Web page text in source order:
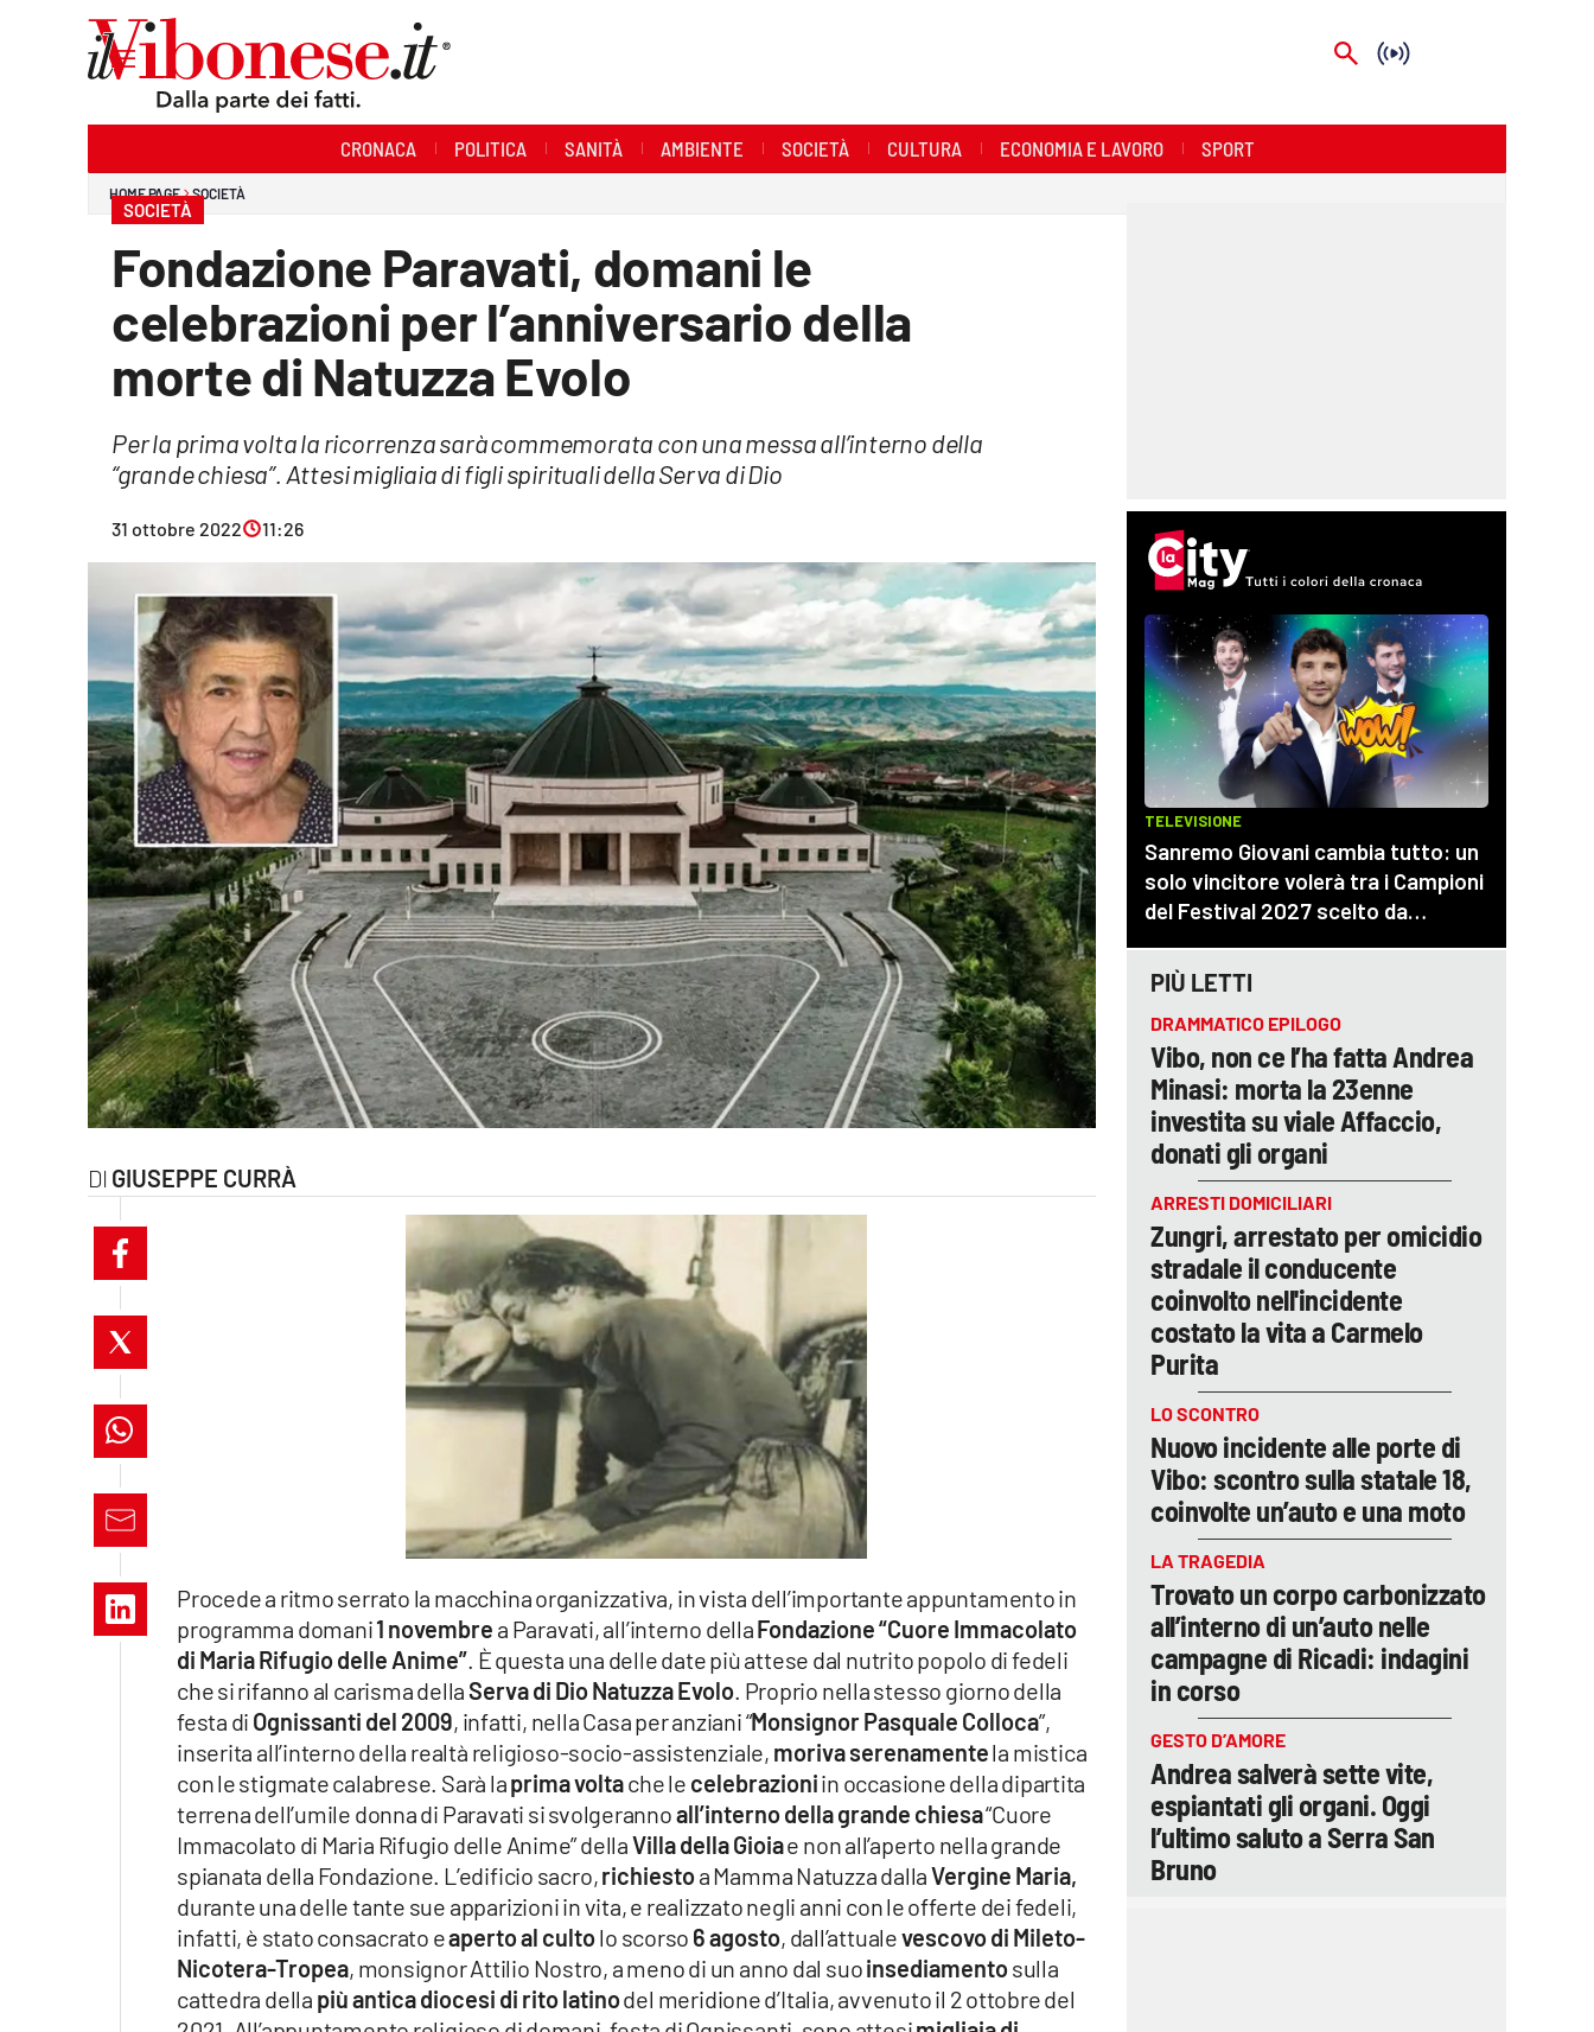
Streaming
Lac Network
ilvibonese.it
catanzarochannel.it
lacapitalenews.it
Vai
CRONACA POLITICA SANITÀ AMBIENTE SOCIETÀ CULTURA ECONOMIA E LAVORO SPORT
HOME PAGE SOCIETÀ
SOCIETÀ
Fondazione Paravati, domani le
celebrazioni per l’anniversario della
morte di Natuzza Evolo
Per la prima volta la ricorrenza sarà commemorata con una messa all’interno della
“grande chiesa”. Attesi migliaia di figli spirituali della Serva di Dio
31 ottobre 2022 11:26
GIUSEPPE CURRÀ
Procede a ritmo serrato la macchina organizzativa, in vista dell’importante appuntamento in
programma domani1 novembre a Paravati, all’interno dellaFondazione “Cuore Immacolato
di Maria Rifugio delle Anime” . È questa una delle date più attese dal nutrito popolo di fedeli
che si rifanno al carisma dellaServa di Dio Natuzza Evolo. Proprio nella stesso giorno della
festa di Ognissanti del 2009, infatti, nella Casa per anziani “Monsignor Pasquale Colloca”,
inserita all’interno della realtà religioso-socio-assistenziale, moriva serenamentela mistica
con le stigmate calabrese. Sarà laprima voltache le celebrazioniin occasione della dipartita
terrena dell’umile donna di Paravati si svolgerannoall’interno della grande chiesa“Cuore
Immacolato di Maria Rifugio delle Anime” dellaVilla della Gioiae non all’aperto nella grande
spianata della Fondazione. L’edificio sacro,richiestoa Mamma Natuzza dallaVergine Maria,
durante una delle tante sue apparizioni in vita, e realizzato negli anni con le offerte dei fedeli,
infatti, è stato consacrato eaperto al cultolo scorso 6 agosto, dall’attualevescovo di Mileto-
Nicotera-Tropea, monsignor Attilio Nostro, a meno di un anno dal suoinsediamentosulla
cattedra della più antica diocesi di rito latinodel meridione d’Italia, avvenuto il 2 ottobre del
PIÙ LETTI
DRAMMATICO EPILOGO
Vibo, non ce l’ha fatta Andrea
Minasi: morta la 23enne
investita su viale Affaccio,
donati gli organi
ARRESTI DOMICILIARI
Zungri, arrestato per omicidio
stradale il conducente
coinvolto nell'incidente
costato la vita a Carmelo
Purita
LO SCONTRO
Nuovo incidente alle porte di
Vibo: scontro sulla statale 18,
coinvolte un’auto e una moto
LA TRAGEDIA
Trovato un corpo carbonizzato
all’interno di un’auto nelle
campagne di Ricadi: indagini
in corso
GESTO D’AMORE
Andrea salverà sette vite,
espiantati gli organi. Oggi
l’ultimo saluto a Serra San
Bruno